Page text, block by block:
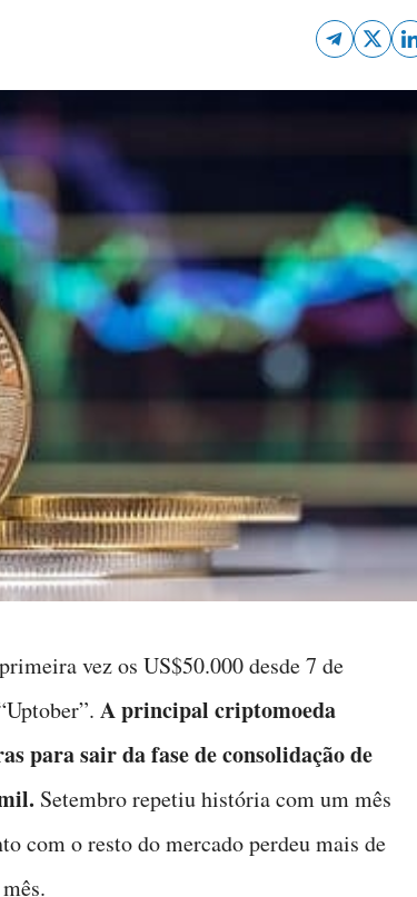
vez os US$50.000 desde 7 de
A principal criptomoeda
para sair da fase de consolidação de
Setembro repetiu história com um mês
com o resto do mercado perdeu mais de